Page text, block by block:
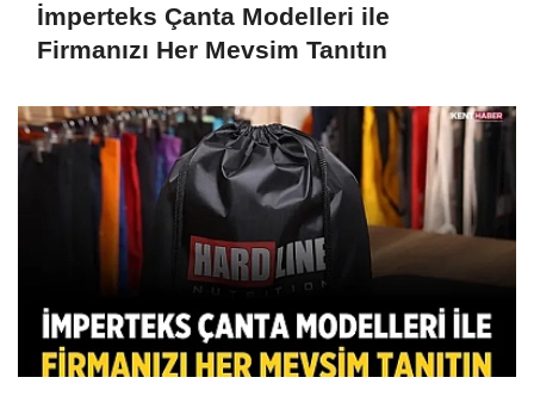
İmperteks Çanta Modelleri ile
Firmanızı Her Mevsim Tanıtın